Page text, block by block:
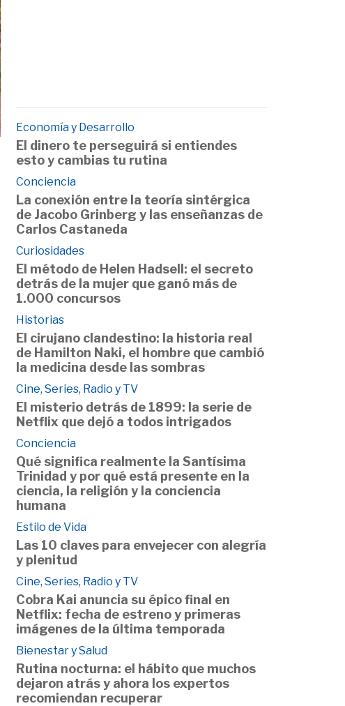
Economía y Desarrollo
El dinero te perseguirá si entiendes
esto y cambias tu rutina
Conciencia
La conexión entre la teoría sintérgica
de Jacobo Grinberg y las enseñanzas de
Carlos Castaneda
Curiosidades
El método de Helen Hadsell: el secreto
detrás de la mujer que ganó más de
1.000 concursos
Historias
El cirujano clandestino: la historia real
de Hamilton Naki, el hombre que cambió
la medicina desde las sombras
Cine, Series, Radio y TV
El misterio detrás de 1899: la serie de
Netflix que dejó a todos intrigados
Conciencia
Qué significa realmente la Santísima
Trinidad y por qué está presente en la
ciencia, la religión y la conciencia
humana
Estilo de Vida
Las 10 claves para envejecer con alegría
y plenitud
Cine, Series, Radio y TV
Cobra Kai anuncia su épico final en
Netflix: fecha de estreno y primeras
imágenes de la última temporada
Bienestar y Salud
Rutina nocturna: el hábito que muchos
dejaron atrás y ahora los expertos
recomiendan recuperar